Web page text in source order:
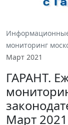
мониторинг
Март 2021
ГАРАНТ.
Март 2021